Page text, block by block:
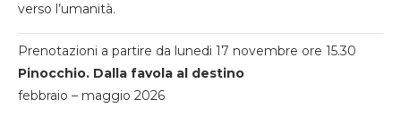
verso l’umanità.
Prenotazioni a partire da lunedi 17 novembre ore 15.30
Pinocchio. Dalla favola al destino
febbraio – maggio 2026